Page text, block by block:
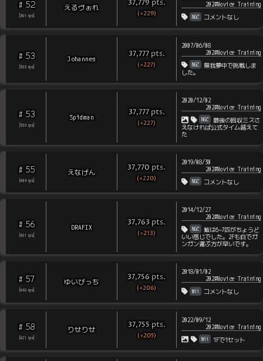
# 52
561 rps
えるヴぉれ 37,779 pts.
(+229)
202#Novice Training
NGC コメントなし
# 53
533 rps
Johannes 37,777 pts.
(+227)
2007/06/08
202#Novice Training
NGC
無我夢中で挑戦しま
した。
# 53
533 rps
Spidman 37,777 pts.
(+227)
2020/12/02
202#Novice Training
NGC
最後の回収ミスさ
えなければ公式タイム越えて
た
# 55
[484 rps
えなげん 37,770 pts.
(+220)
2019/08/30
202#Novice Training
NGC コメントなし
# 56
[461 rps
DRAFIX 37,763 pts.
(+213)
2014/12/27
202#Novice Training
NGC
紫は6~7匹がちょうど
いい感じでした。2Fも白でガ
ンガン運ぶ方が早いです。
# 57
[440 rps
ゆいびっち 37,756 pts.
(+206)
2018/01/02
202#Novice Training
Wii コメントなし
# 58
[421 rps
りせりせ 37,755 pts.
(+205)
2022/09/12
202#Novice Training
Wii 1Fで1セット